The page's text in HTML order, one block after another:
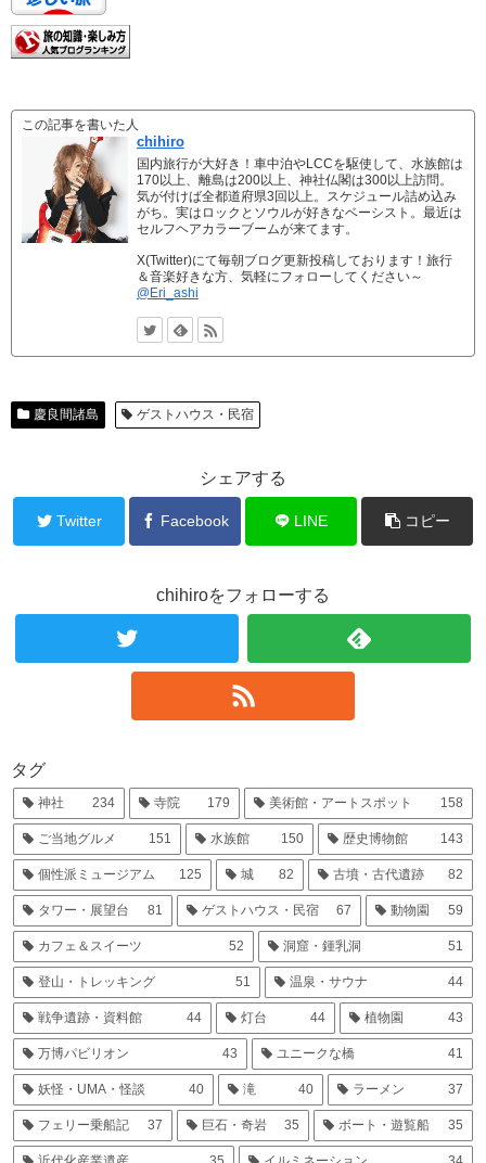
この記事を書いた人
chihiro
国内旅行が大好き！車中泊やLCCを駆使して、水族館は
170以上、離島は200以上、神社仏閣は300以上訪問。
気が付けば全都道府県3回以上。スケジュール詰め込み
がち。実はロックとソウルが好きなベーシスト。最近は
セルフヘアカラーブームが来てます。
X(Twitter)にて毎朝ブログ更新投稿しております！旅行
＆音楽好きな方、気軽にフォローしてください～
@Eri_ashi
慶良間諸島 ゲストハウス・民宿
シェアする
Twitter Facebook LINE コピー
chihiroをフォローする
タグ
神社 234 寺院 179 美術館・アートスポット 158
ご当地グルメ 151 水族館 150 歴史博物館 143
個性派ミュージアム 125 城 82 古墳・古代遺跡 82
タワー・展望台 81 ゲストハウス・民宿 67 動物園 59
カフェ＆スイーツ 52 洞窟・鍾乳洞 51
登山・トレッキング 51 温泉・サウナ 44
戦争遺跡・資料館 44 灯台 44 植物園 43
万博パビリオン 43 ユニークな橋 41
妖怪・UMA・怪談 40 滝 40 ラーメン 37
フェリー乗船記 37 巨石・奇岩 35 ボート・遊覧船 35